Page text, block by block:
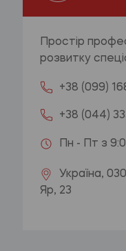
Простір
розвитку
+38 (099)
+38 (044)
Пн - Пт з
Україна,
Яр, 23